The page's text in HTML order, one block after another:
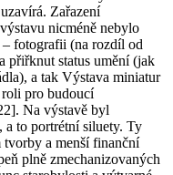
Zařazení
nicméně nebylo
fotografii (na rozdíl od
přiřknut status umění (jak
a tak Výstava miniatur
pro budoucí
Na výstavě byl
a to portrétní siluety. Ty
tvorby a menší finanční
plně zmechanizovaných